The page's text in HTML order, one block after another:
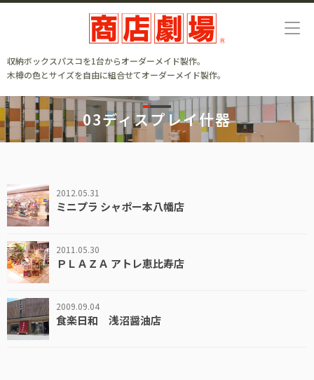
収納ボックスパスコを1台からオーダーメイド製作。
木樽の色とサイズを自由に組合せてオーダーメイド製作。
03ディスプレイ什器
2012.05.31
ミニプラ シャポー本八幡店
2011.05.30
ＰＬＡＺＡ アトレ恵比寿店
2009.09.04
食楽日和 浅沼醤油店